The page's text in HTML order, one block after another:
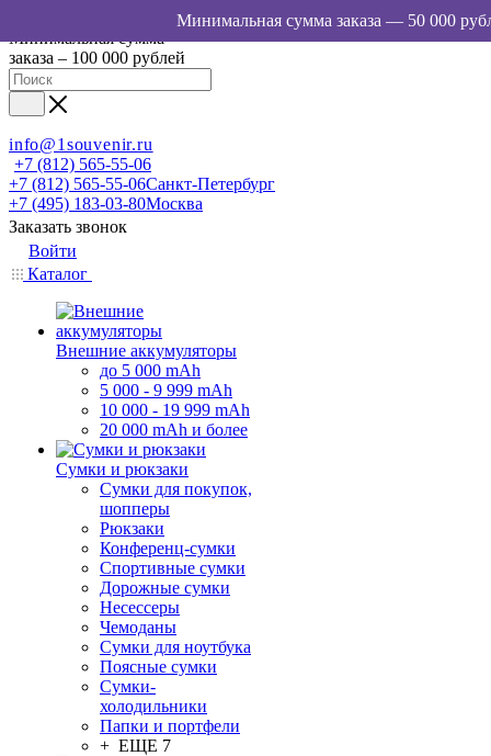
Минимальная сумма
заказа – 100 000 рублей
info@1souvenir.ru
+7 (812) 565-55-06
+7 (812) 565-55-06Санкт-Петербург
+7 (495) 183-03-80Москва
Заказать звонок
Войти
Каталог
Внешние аккумуляторы
до 5 000 mAh
5 000 - 9 999 mAh
10 000 - 19 999 mAh
20 000 mAh и более
Сумки и рюкзаки
Сумки для покупок,
шопперы
Рюкзаки
Конференц-сумки
Спортивные сумки
Дорожные сумки
Несессеры
Чемоданы
Сумки для ноутбука
Поясные сумки
Сумки-
холодильники
Папки и портфели
+ ЕЩЕ 7